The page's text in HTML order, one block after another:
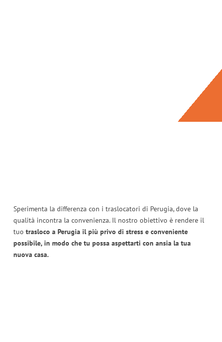
Sperimenta la differenza con i traslocatori di Perugia, dove la
qualità incontra la convenienza. Il nostro obiettivo è rendere il
tuo trasloco a Perugia il più privo di stress e conveniente
possibile, in modo che tu possa aspettarti con ansia la tua
nuova casa.